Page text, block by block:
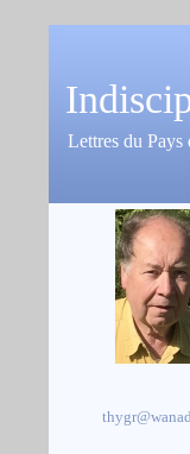
Lettres du